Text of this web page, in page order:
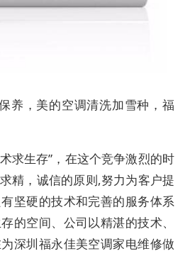
养，美的空调清洗加雪种，福
求生存”，在这个竞争激烈的时
精，诚信的原则,努力为客户提
坚硬的技术和完善的服务体系
的空间、公司以精湛的技术、
深圳福永佳美空调家电维修做